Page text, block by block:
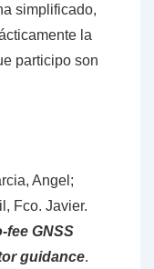
simplificado,
la
participo son
Angel;
Fco. Javier.
fee GNSS
guidance.